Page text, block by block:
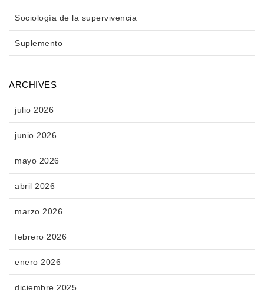
Sociología de la supervivencia
Suplemento
ARCHIVES
julio 2026
junio 2026
mayo 2026
abril 2026
marzo 2026
febrero 2026
enero 2026
diciembre 2025